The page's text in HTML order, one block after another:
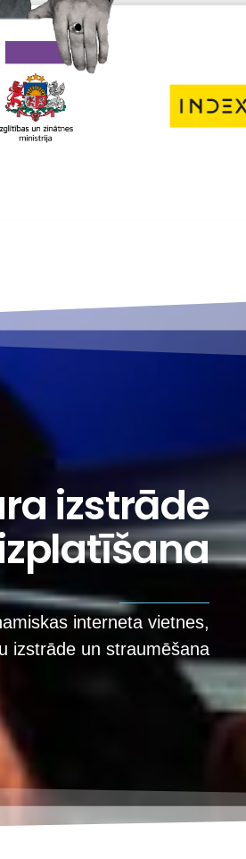
izstrāde
interneta vietnes,
izstrāde un straumēšana